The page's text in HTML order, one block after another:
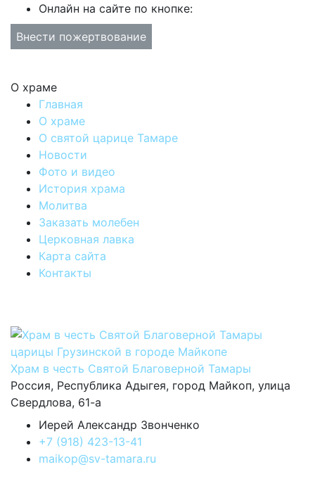
Онлайн на сайте по кнопке:
Внести пожертвование
О храме
Главная
О храме
О святой царице Тамаре
Новости
Фото и видео
История храма
Молитва
Заказать молебен
Церковная лавка
Карта сайта
Контакты
Храм в честь Святой Благоверной Тамары
Россия, Республика Адыгея, город Майкоп, улица
Свердлова, 61-а
Иерей Александр Звонченко
+7 (918) 423-13-41
maikop@sv-tamara.ru